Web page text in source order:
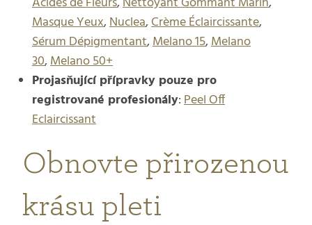
Masque Yeux,Nuclea,Crème Éclaircissante,
Sérum Dépigmentant,Melano 15,Melano
30,Melano 50+
Projasňující přípravky pouze pro
registrované profesionály:Peel Off
Eclaircissant
Obnovte přirozenou
krásu pleti